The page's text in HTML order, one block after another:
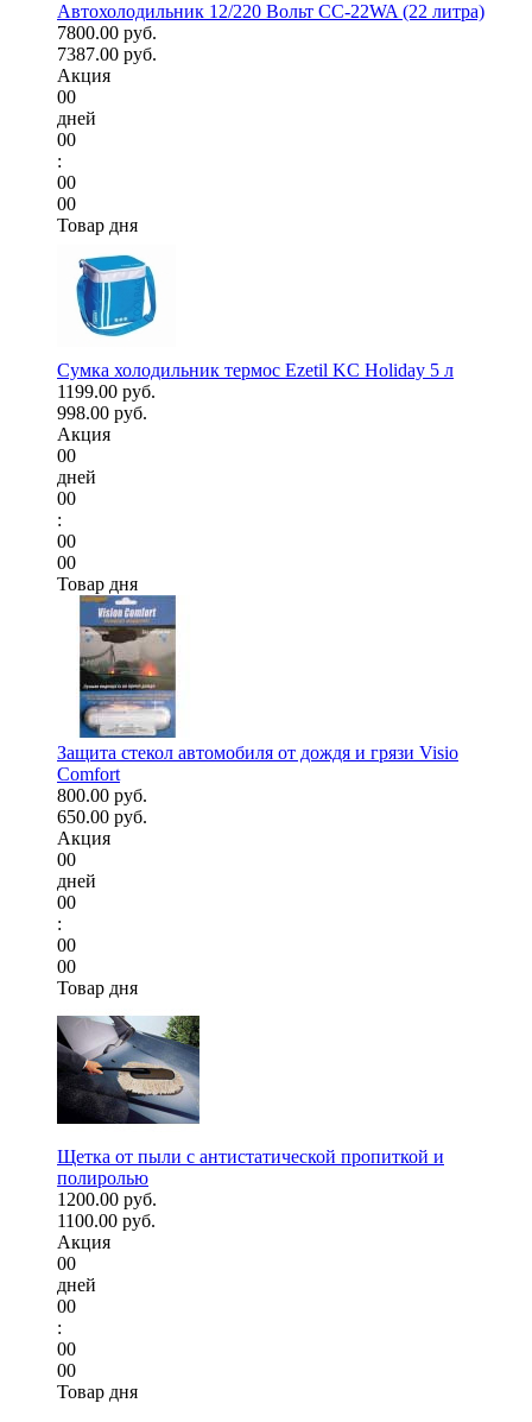
Автохолодильник 12/220 Вольт CC-22WA (22 литра)
7800.00 руб.
7387.00 руб.
Акция
00
дней
00
:
00
00
Товар дня
Сумка холодильник термос Ezetil KC Holiday 5 л
1199.00 руб.
998.00 руб.
Акция
00
дней
00
:
00
00
Товар дня
Защита стекол автомобиля от дождя и грязи Visio
Comfort
800.00 руб.
650.00 руб.
Акция
00
дней
00
:
00
00
Товар дня
Щетка от пыли с антистатической пропиткой и
полиролью
1200.00 руб.
1100.00 руб.
Акция
00
дней
00
:
00
00
Товар дня